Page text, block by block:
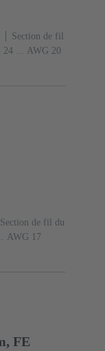
Section de fil
24 ... AWG 20
Section de fil du
AWG 17
FE